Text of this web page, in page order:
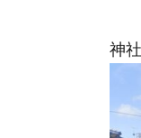
神